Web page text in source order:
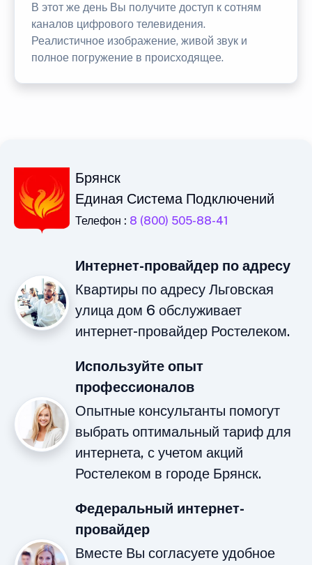
В этот же день Вы получите доступ к сотням
каналов цифрового телевидения.
Реалистичное изображение, живой звук и
полное погружение в происходящее.
Брянск
Единая Система Подключений
Телефон : 8 (800) 505-88-41
Интернет-провайдер по адресу
Квартиры по адресу Льговская
улица дом 6 обслуживает
интернет-провайдер Ростелеком.
Используйте опыт
профессионалов
Опытные консультанты помогут
выбрать оптимальный тариф для
интернета, с учетом акций
Ростелеком в городе Брянск.
Федеральный интернет-
провайдер
Вместе Вы согласуете удобное